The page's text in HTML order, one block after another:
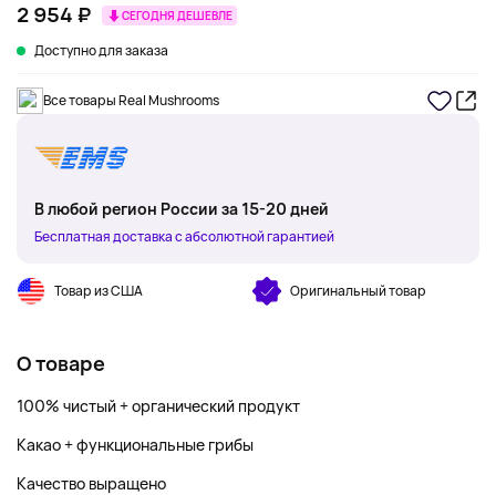
2 954 ₽ СЕГОДНЯ ДЕШЕВЛЕ
Доступно для заказа
Все товары Real Mushrooms
В любой регион России за 15-20 дней
Бесплатная доставка с абсолютной гарантией
Товар из США Оригинальный товар
О товаре
100% чистый + органический продукт
Какао + функциональные грибы
Качество выращено